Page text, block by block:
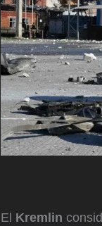
El Kremlin